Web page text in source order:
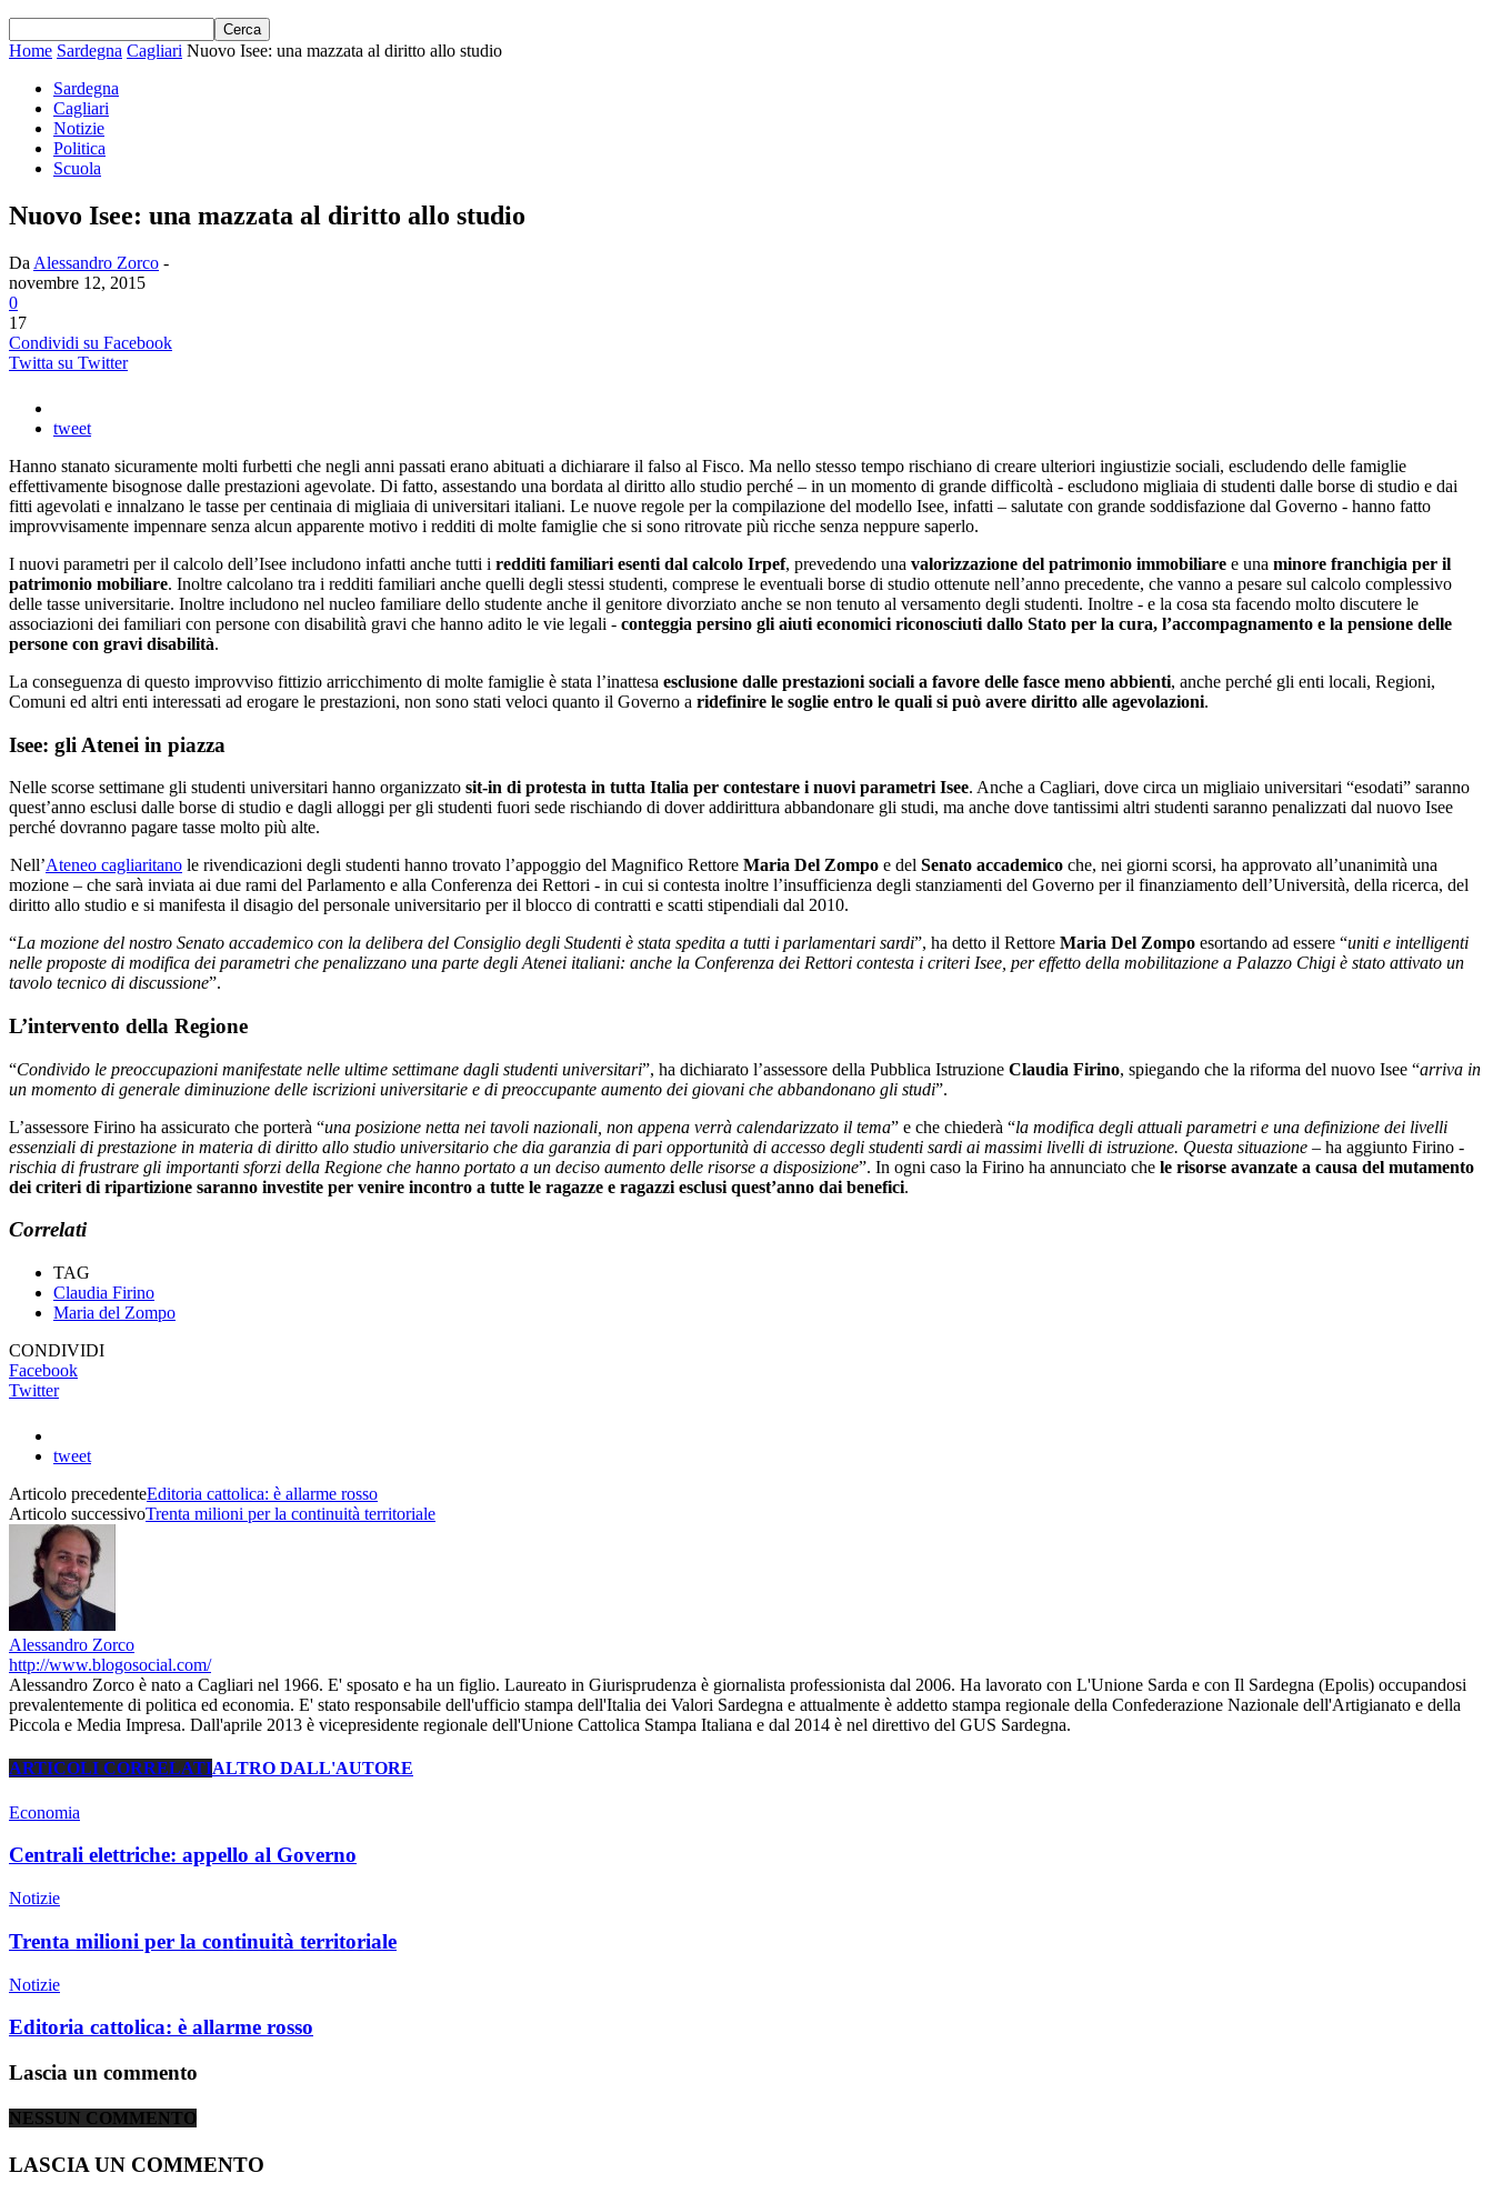
Home Sardegna Cagliari Nuovo Isee: una mazzata al diritto allo studio
Sardegna
Cagliari
Notizie
Politica
Scuola
Nuovo Isee: una mazzata al diritto allo studio
Da Alessandro Zorco -
novembre 12, 2015
0
17
Condividi su Facebook
Twitta su Twitter
tweet
Hanno stanato sicuramente molti furbetti che negli anni passati erano abituati a dichiarare il falso al Fisco. Ma nello stesso tempo rischiano di creare ulteriori ingiustizie sociali, escludendo delle famiglie
effettivamente bisognose dalle prestazioni agevolate. Di fatto, assestando una bordata al diritto allo studio perché – in un momento di grande difficoltà - escludono migliaia di studenti dalle borse di studio e dai
fitti agevolati e innalzano le tasse per centinaia di migliaia di universitari italiani. Le nuove regole per la compilazione del modello Isee, infatti – salutate con grande soddisfazione dal Governo - hanno fatto
improvvisamente impennare senza alcun apparente motivo i redditi di molte famiglie che si sono ritrovate più ricche senza neppure saperlo.
I nuovi parametri per il calcolo dell’Isee includono infatti anche tutti i redditi familiari esenti dal calcolo Irpef, prevedendo una valorizzazione del patrimonio immobiliare e una minore franchigia per il
patrimonio mobiliare. Inoltre calcolano tra i redditi familiari anche quelli degli stessi studenti, comprese le eventuali borse di studio ottenute nell’anno precedente, che vanno a pesare sul calcolo complessivo
delle tasse universitarie. Inoltre includono nel nucleo familiare dello studente anche il genitore divorziato anche se non tenuto al versamento degli studenti. Inoltre - e la cosa sta facendo molto discutere le
associazioni dei familiari con persone con disabilità gravi che hanno adito le vie legali - conteggia persino gli aiuti economici riconosciuti dallo Stato per la cura, l’accompagnamento e la pensione delle
persone con gravi disabilità.
La conseguenza di questo improvviso fittizio arricchimento di molte famiglie è stata l’inattesa esclusione dalle prestazioni sociali a favore delle fasce meno abbienti, anche perché gli enti locali, Regioni,
Comuni ed altri enti interessati ad erogare le prestazioni, non sono stati veloci quanto il Governo a ridefinire le soglie entro le quali si può avere diritto alle agevolazioni.
Isee: gli Atenei in piazza
Nelle scorse settimane gli studenti universitari hanno organizzato sit-in di protesta in tutta Italia per contestare i nuovi parametri Isee. Anche a Cagliari, dove circa un migliaio universitari “esodati” saranno
quest’anno esclusi dalle borse di studio e dagli alloggi per gli studenti fuori sede rischiando di dover addirittura abbandonare gli studi, ma anche dove tantissimi altri studenti saranno penalizzati dal nuovo Isee
perché dovranno pagare tasse molto più alte.
Nell’Ateneo cagliaritano le rivendicazioni degli studenti hanno trovato l’appoggio del Magnifico Rettore Maria Del Zompo e del Senato accademico che, nei giorni scorsi, ha approvato all’unanimità una
mozione – che sarà inviata ai due rami del Parlamento e alla Conferenza dei Rettori - in cui si contesta inoltre l’insufficienza degli stanziamenti del Governo per il finanziamento dell’Università, della ricerca, del
diritto allo studio e si manifesta il disagio del personale universitario per il blocco di contratti e scatti stipendiali dal 2010.
“La mozione del nostro Senato accademico con la delibera del Consiglio degli Studenti è stata spedita a tutti i parlamentari sardi”, ha detto il Rettore Maria Del Zompo esortando ad essere “uniti e intelligenti
nelle proposte di modifica dei parametri che penalizzano una parte degli Atenei italiani: anche la Conferenza dei Rettori contesta i criteri Isee, per effetto della mobilitazione a Palazzo Chigi è stato attivato un
tavolo tecnico di discussione”.
L’intervento della Regione
“Condivido le preoccupazioni manifestate nelle ultime settimane dagli studenti universitari”, ha dichiarato l’assessore della Pubblica Istruzione Claudia Firino, spiegando che la riforma del nuovo Isee “arriva in
un momento di generale diminuzione delle iscrizioni universitarie e di preoccupante aumento dei giovani che abbandonano gli studi”.
L’assessore Firino ha assicurato che porterà “una posizione netta nei tavoli nazionali, non appena verrà calendarizzato il tema” e che chiederà “la modifica degli attuali parametri e una definizione dei livelli
essenziali di prestazione in materia di diritto allo studio universitario che dia garanzia di pari opportunità di accesso degli studenti sardi ai massimi livelli di istruzione. Questa situazione – ha aggiunto Firino -
rischia di frustrare gli importanti sforzi della Regione che hanno portato a un deciso aumento delle risorse a disposizione”. In ogni caso la Firino ha annunciato che le risorse avanzate a causa del mutamento
dei criteri di ripartizione saranno investite per venire incontro a tutte le ragazze e ragazzi esclusi quest’anno dai benefici.
Correlati
TAG
Claudia Firino
Maria del Zompo
CONDIVIDI
Facebook
Twitter
tweet
Articolo precedenteEditoria cattolica: è allarme rosso
Articolo successivoTrenta milioni per la continuità territoriale
Alessandro Zorco
http://www.blogosocial.com/
Alessandro Zorco è nato a Cagliari nel 1966. E' sposato e ha un figlio. Laureato in Giurisprudenza è giornalista professionista dal 2006. Ha lavorato con L'Unione Sarda e con Il Sardegna (Epolis) occupandosi
prevalentemente di politica ed economia. E' stato responsabile dell'ufficio stampa dell'Italia dei Valori Sardegna e attualmente è addetto stampa regionale della Confederazione Nazionale dell'Artigianato e della
Piccola e Media Impresa. Dall'aprile 2013 è vicepresidente regionale dell'Unione Cattolica Stampa Italiana e dal 2014 è nel direttivo del GUS Sardegna.
ARTICOLI CORRELATIALTRO DALL'AUTORE
Economia
Centrali elettriche: appello al Governo
Notizie
Trenta milioni per la continuità territoriale
Notizie
Editoria cattolica: è allarme rosso
Lascia un commento
NESSUN COMMENTO
LASCIA UN COMMENTO